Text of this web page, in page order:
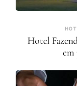
Hotel
em